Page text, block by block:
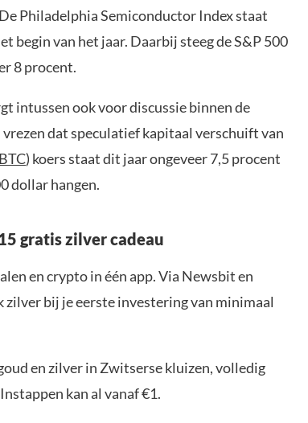
Philadelphia Semiconductor Index staat
begin van het jaar. Daarbij steeg de S&P 500
8 procent.
intussen ook voor discussie binnen de
dat speculatief kapitaal verschuift van
BTC) koers staat dit jaar ongeveer 7,5 procent
dollar hangen.
gratis zilver cadeau
en crypto in één app. Via Newsbit en
zilver bij je eerste investering van minimaal
en zilver in Zwitserse kluizen, volledig
kan al vanaf €1.